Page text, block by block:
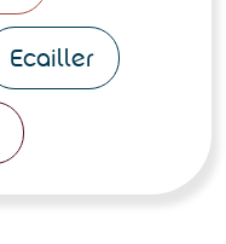
Ecailler